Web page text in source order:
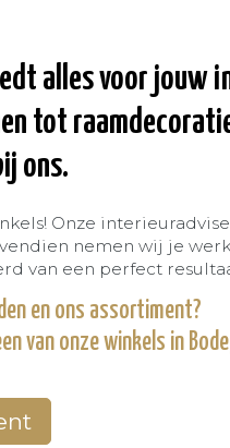
alles voor jouw
tot
ons.
Onze
nemen wij je
van een perfect
en ons assortiment?
van onze winkels in